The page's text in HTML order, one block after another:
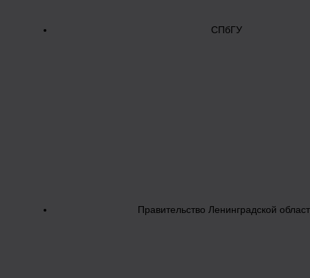
СПбГУ
Правительство Ленинградской